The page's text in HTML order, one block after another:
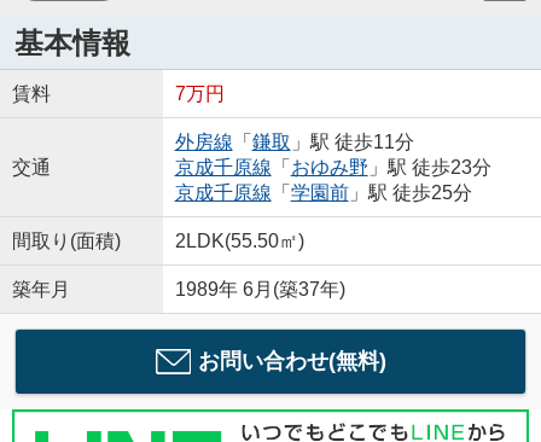
基本情報
賃料 7万円
交通
外房線 「 鎌取 」駅 徒歩11分
京成千原線 「 おゆみ野 」駅 徒歩23分
京成千原線 「 学園前」駅 徒歩25分
間取り(面積) 2LDK(55.50㎡)
築年月 1989年 6月(築37年)
お問い合わせ(無料)